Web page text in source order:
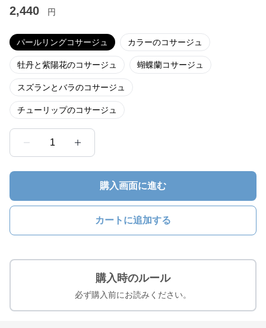
2,440 円
パールリングコサージュ カラーのコサージュ
牡丹と紫陽花のコサージュ 蝴蝶蘭コサージュ
スズランとバラのコサージュ
チューリップのコサージュ
1
購入画面に進む
カートに追加する
購入時のルール
必ず購入前にお読みください。